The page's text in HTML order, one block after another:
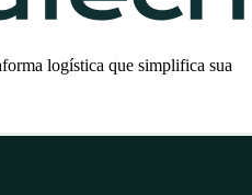
logística que simplifica sua